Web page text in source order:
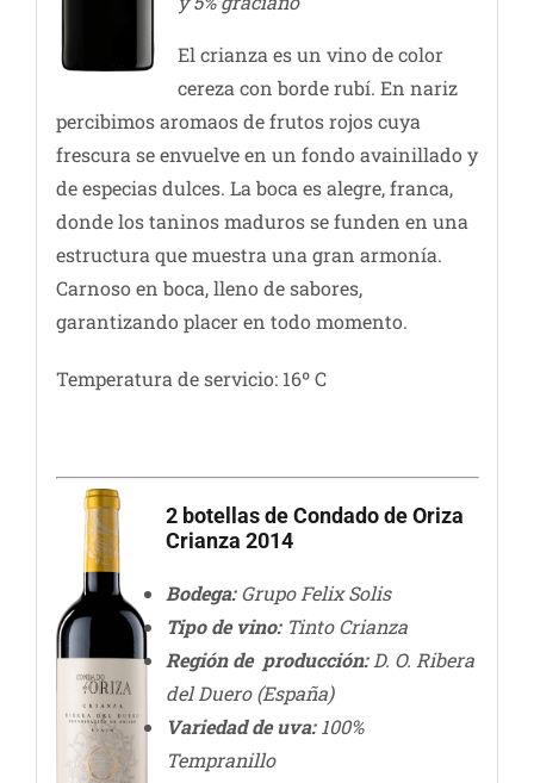
El crianza es un vino de color
cereza con borde rubí. En nariz
percibimos aromaos de frutos rojos cuya
frescura se envuelve en un fondo avainillado y
de especias dulces. La boca es alegre, franca,
donde los taninos maduros se funden en una
estructura que muestra una gran armonía.
Carnoso en boca, lleno de sabores,
garantizando placer en todo momento.
Temperatura de servicio: 16º C
2 botellas de Condado de Oriza
Crianza 2014
Bodega:Grupo Felix Solis
Tipo de vino:Tinto Crianza
Región de producción:D. O. Ribera
del Duero (España)
Variedad de uva:100%
Tempranillo